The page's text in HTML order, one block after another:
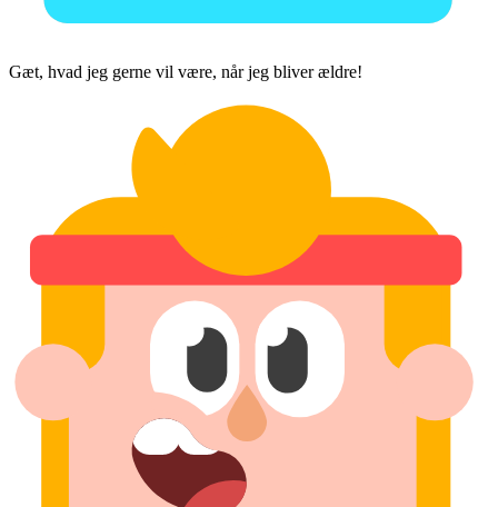
Gæt, hvad jeg gerne vil være, når jeg bliver ældre!